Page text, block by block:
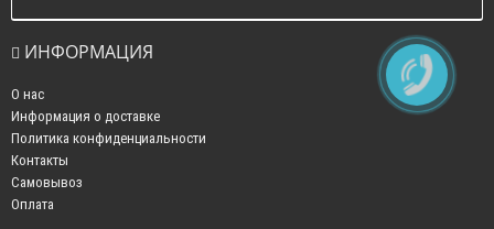
ИНФОРМАЦИЯ
О нас
Информация о доставке
Политика конфиденциальности
Контакты
Самовывоз
Оплата